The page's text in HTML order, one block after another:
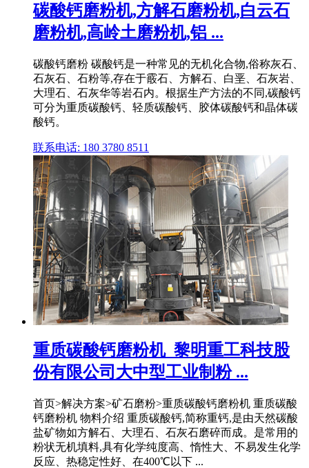
碳酸钙磨粉机,方解石磨粉机,白云石
磨粉机,高岭土磨粉机,铝 ...
碳酸钙磨粉 碳酸钙是一种常见的无机化合物,俗称灰石、
石灰石、石粉等,存在于霰石、方解石、白垩、石灰岩、
大理石、石灰华等岩石内。根据生产方法的不同,碳酸钙
可分为重质碳酸钙、轻质碳酸钙、胶体碳酸钙和晶体碳
酸钙。
联系电话: 180 3780 8511
重质碳酸钙磨粉机_黎明重工科技股
份有限公司大中型工业制粉 ...
首页>解决方案>矿石磨粉>重质碳酸钙磨粉机 重质碳酸
钙磨粉机 物料介绍 重质碳酸钙,简称重钙,是由天然碳酸
盐矿物如方解石、大理石、石灰石磨碎而成。是常用的
粉状无机填料,具有化学纯度高、惰性大、不易发生化学
反应、热稳定性好、在400℃以下 ...